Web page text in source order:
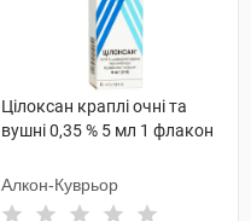
Цілоксан краплі очні та
вушні 0,35 % 5 мл 1 флакон
Алкон-Куврьор